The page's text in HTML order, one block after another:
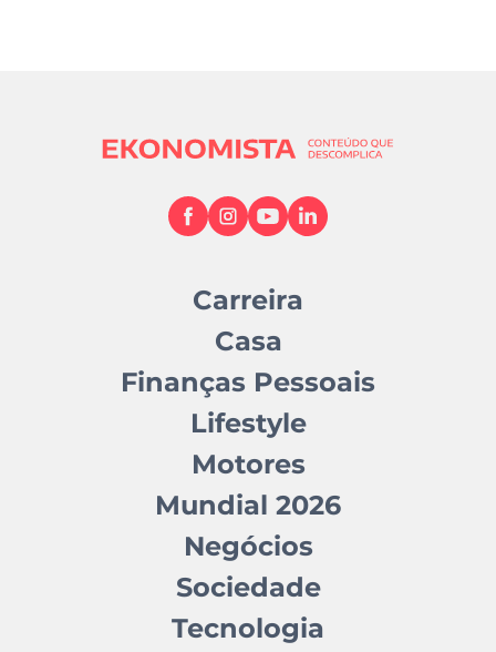
Carreira
Casa
Finanças Pessoais
Lifestyle
Motores
Mundial 2026
Negócios
Sociedade
Tecnologia